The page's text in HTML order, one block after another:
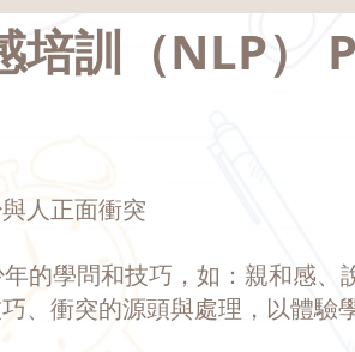
培訓（NLP）
人正面衝突
的學問和技巧，如：親和感、
、衝突的源頭與處理，以體驗